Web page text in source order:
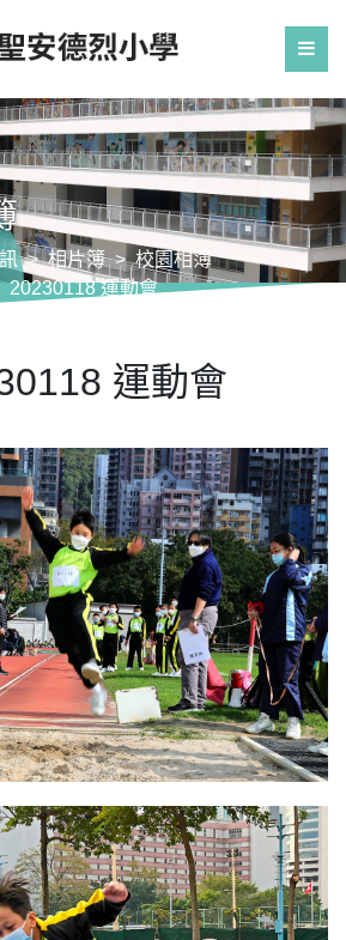
相片簿
校園相簿
20230118 運動會
運動會